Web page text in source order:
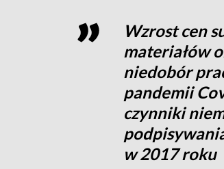
Wzrost cen
materiałów
niedobór
pandemii
czynniki
w 2017 roku